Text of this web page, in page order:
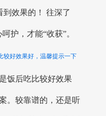
效果的！ 往深了
护，才能“收获”。
较好效果好，温馨提示一下
饭后吃比较好效果
。较靠谱的，还是听